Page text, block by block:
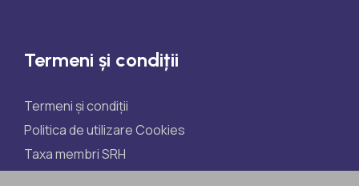
Termeni și condiții
Termeni și condiții
Politica de utilizare Cookies
Taxa membri SRH